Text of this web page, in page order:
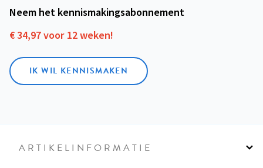
Neem het kennismakings­abonnement
€ 34,97 voor 12 weken!
IK WIL KENNISMAKEN
ARTIKELINFORMATIE